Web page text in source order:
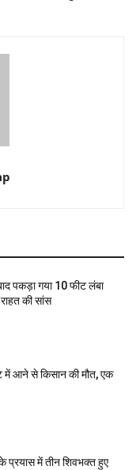
पकड़ा गया 10 फीट लंबा
की सांस
में आने से किसान की मौत, एक
प्रयास में तीन शिवभक्त हुए